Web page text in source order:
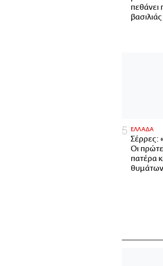
πεθάνει
ΕΛΛΑΔΑ
Σέρρες:
Οι
πατέρα